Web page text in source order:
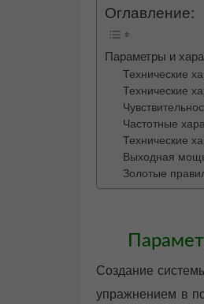
Оглавление:
Параметры и
Технические
Технические
Частотные
Технические
Выходная
Золотые
Создание
упражнением в